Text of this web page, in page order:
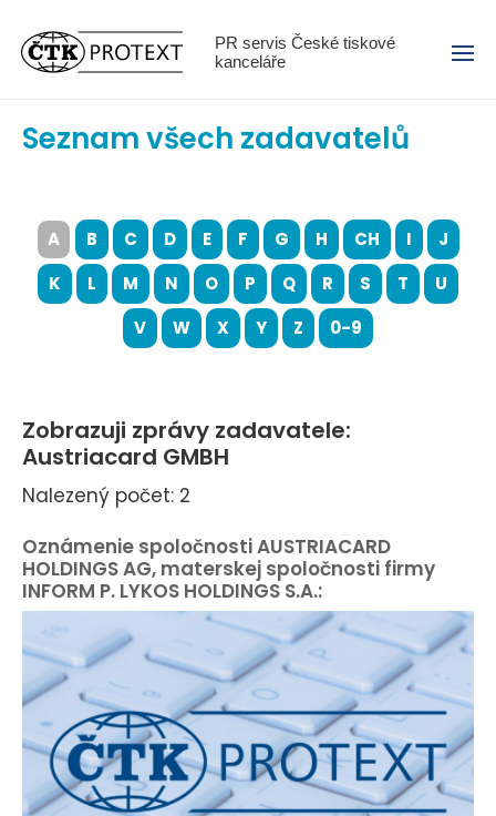
PR servis České tiskové
kanceláře
Menu
Seznam všech zadavatelů
A B C D E F G H CH I
J
K
L M N O P Q R S T
U
V
W X Y Z 0-9
Zobrazuji zprávy zadavatele:
Austriacard GMBH
Nalezený počet: 2
Oznámenie spoločnosti AUSTRIACARD
HOLDINGS AG, materskej spoločnosti firmy
INFORM P. LYKOS HOLDINGS S.A.: